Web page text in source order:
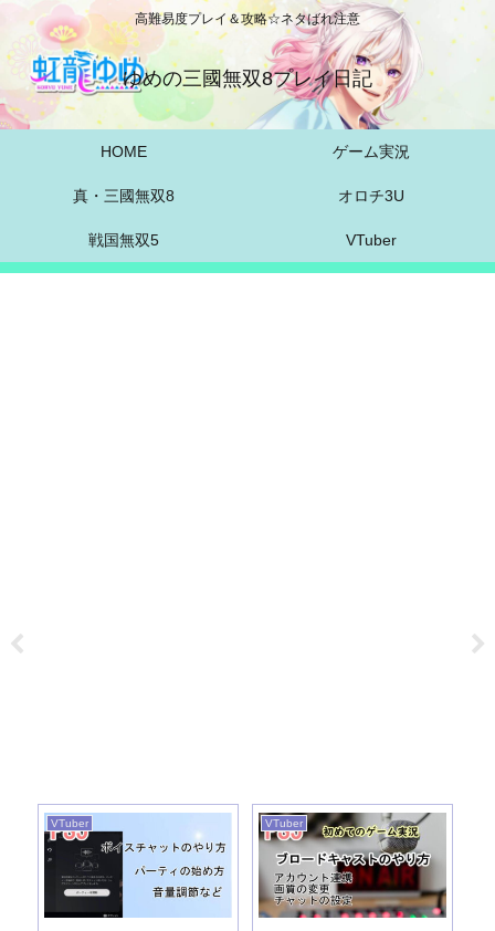
高難易度プレイ＆攻略☆ネタばれ注意
ゆめの三國無双8プレイ日記
HOME ゲーム実況
真・三國無双8 オロチ3U
戦国無双5 VTuber
VTuber VTuber